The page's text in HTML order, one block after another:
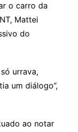
o carro da
Mattei
do
urrava,
um diálogo”,
ao notar